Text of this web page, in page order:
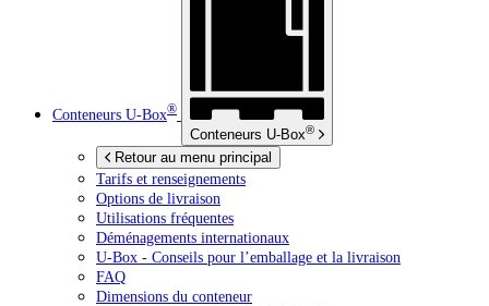
Conteneurs U-Box®
Conteneurs U-Box®
Retour au menu principal
Tarifs et renseignements
Options de livraison
Utilisations fréquentes
Déménagements internationaux
U-Box - Conseils pour l’emballage et la livraison
FAQ
Dimensions du conteneur